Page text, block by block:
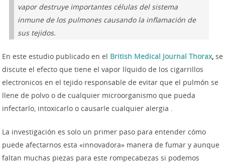
vapor destruye importantes células del sistema
inmune de los pulmones causando la inflamación de
sus tejidos.
En este estudio publicado en el British Medical Journal Thorax, se
discute el efecto que tiene el vapor líquido de los cigarrillos
electronicos en el tejido responsable de evitar que el pulmón se
llene de polvo o de cualquier microorganismo que pueda
infectarlo, intoxicarlo o causarle cualquier alergia .
La investigación es solo un primer paso para entender cómo
puede afectarnos esta «innovadora» manera de fumar y aunque
faltan muchas piezas para este rompecabezas si podemos